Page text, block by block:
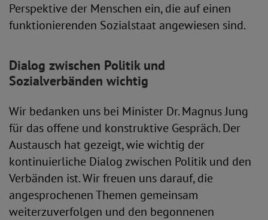
Perspektive der Menschen ein, die auf einen
funktionierenden Sozialstaat angewiesen sind.
Dialog zwischen Politik und
Sozialverbänden wichtig
Wir bedanken uns bei Minister Dr. Magnus Jung
für das offene und konstruktive Gespräch. Der
Austausch hat gezeigt, wie wichtig der
kontinuierliche Dialog zwischen Politik und den
Verbänden ist. Wir freuen uns darauf, die
angesprochenen Themen gemeinsam
weiterzuverfolgen und den begonnenen